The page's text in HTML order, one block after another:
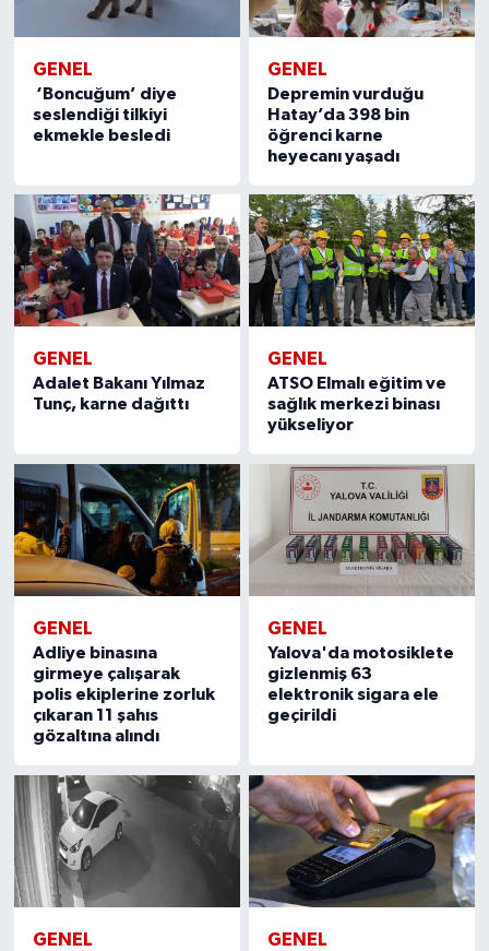
GENEL
‘Boncuğum’ diye
seslendiği tilkiyi
ekmekle besledi
GENEL
Depremin vurduğu
Hatay’da 398 bin
öğrenci karne
heyecanı yaşadı
GENEL
Adalet Bakanı Yılmaz
Tunç, karne dağıttı
GENEL
ATSO Elmalı eğitim ve
sağlık merkezi binası
yükseliyor
GENEL
Adliye binasına
girmeye çalışarak
polis ekiplerine zorluk
çıkaran 11 şahıs
gözaltına alındı
GENEL
Yalova'da motosiklete
gizlenmiş 63
elektronik sigara ele
geçirildi
GENEL GENEL